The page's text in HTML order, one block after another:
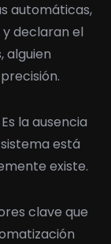
automáticas,
declaran el
alguien
la ausencia
está
existe.
clave que